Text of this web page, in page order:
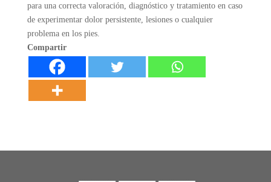
para una correcta valoración, diagnóstico y tratamiento en caso
de experimentar dolor persistente, lesiones o cualquier
problema en los pies.
Compartir